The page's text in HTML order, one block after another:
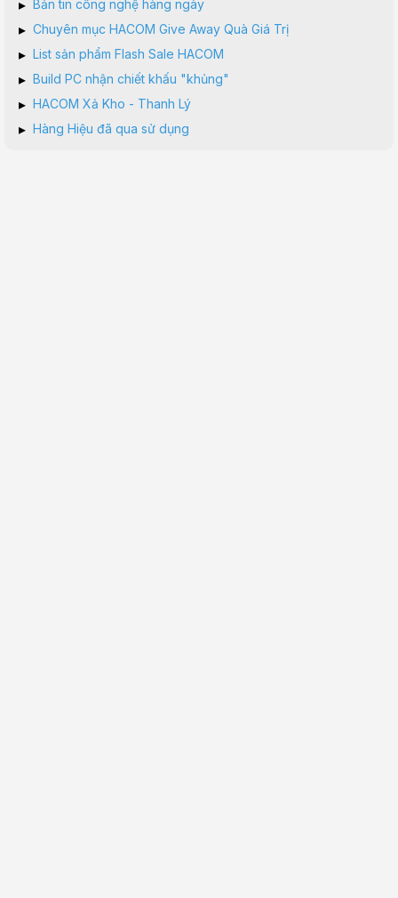
▸ Bản tin công nghệ hàng ngày
▸ Chuyên mục HACOM Give Away Quà Giá Trị
▸ List sản phẩm Flash Sale HACOM
▸ Build PC nhận chiết khấu "khủng"
▸ HACOM Xả Kho - Thanh Lý
▸ Hàng Hiệu đã qua sử dụng